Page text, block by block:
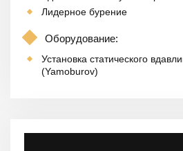
Лидерное бурение
Оборудование:
Установка статического
(Yamoburov)